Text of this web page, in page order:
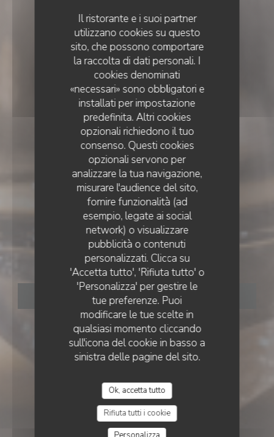
Il ristorante e i suoi partner
utilizzano cookies su questo
sito, che possono comportare
la raccolta di dati personali. I
cookies denominati
«necessari» sono obbligatori e
installati per impostazione
predefinita. Altri cookies
opzionali richiedono il tuo
consenso. Questi cookies
opzionali servono per
analizzare la tua navigazione,
misurare l'audience del sito,
fornire funzionalità (ad
esempio, legate ai social
network) o visualizzare
pubblicità o contenuti
personalizzati. Clicca su
'Accetta tutto', 'Rifiuta tutto' o
'Personalizza' per gestire le
tue preferenze. Puoi
modificare le tue scelte in
qualsiasi momento cliccando
sull'icona del cookie in basso a
sinistra delle pagine del sito.
Ok, accetta tutto
Rifiuta tutti i cookie
PUB • TOURS
LE CHIEN FOU
PRENOTA
LE CHIEN FOU